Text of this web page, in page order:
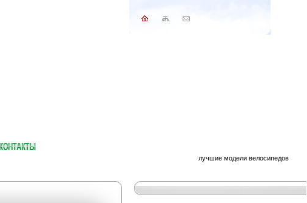
лучшие модели велосипедов